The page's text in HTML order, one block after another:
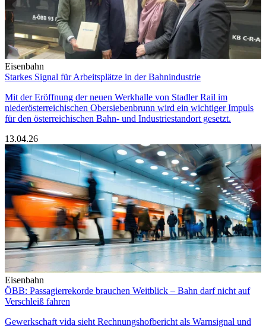
Eisenbahn
Starkes Signal für Arbeitsplätze in der Bahnindustrie
Mit der Eröffnung der neuen Werkhalle von Stadler Rail im
niederösterreichischen Obersiebenbrunn wird ein wichtiger Impuls
für den österreichischen Bahn‑ und Industriestandort gesetzt.
13.04.26
Eisenbahn
ÖBB: Passagierrekorde brauchen Weitblick – Bahn darf nicht auf
Verschleiß fahren
Gewerkschaft vida sieht Rechnungshofbericht als Warnsignal und